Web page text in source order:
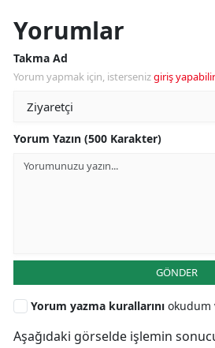
Yorumlar
Takma Ad
Yorum yapmak için, istersenizgiriş yapabilir
Yorum Yazın (500 Karakter)
GÖNDER
Yorum yazma kurallarını okudum
Aşağıdaki görselde işlemin